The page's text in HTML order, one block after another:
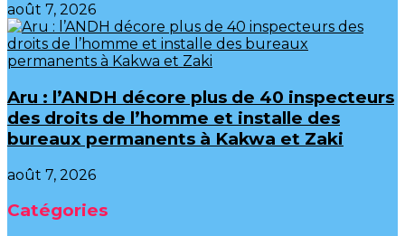
août 7, 2026
Aru : l’ANDH décore plus de 40 inspecteurs
des droits de l’homme et installe des
bureaux permanents à Kakwa et Zaki
août 7, 2026
Catégories